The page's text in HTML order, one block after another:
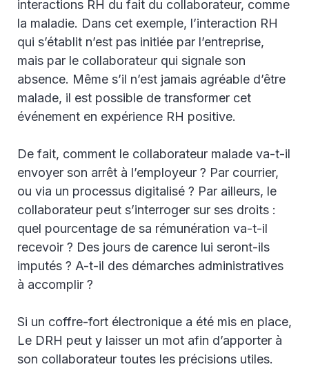
interactions RH du fait du collaborateur, comme
la maladie. Dans cet exemple, l’interaction RH
qui s’établit n’est pas initiée par l’entreprise,
mais par le collaborateur qui signale son
absence. Même s’il n’est jamais agréable d’être
malade, il est possible de transformer cet
événement en expérience RH positive.
De fait, comment le collaborateur malade va-t-il
envoyer son arrêt à l’employeur ? Par courrier,
ou via un processus digitalisé ? Par ailleurs, le
collaborateur peut s’interroger sur ses droits :
quel pourcentage de sa rémunération va-t-il
recevoir ? Des jours de carence lui seront-ils
imputés ? A-t-il des démarches administratives
à accomplir ?
Si un coffre-fort électronique a été mis en place,
Le DRH peut y laisser un mot afin d’apporter à
son collaborateur toutes les précisions utiles.